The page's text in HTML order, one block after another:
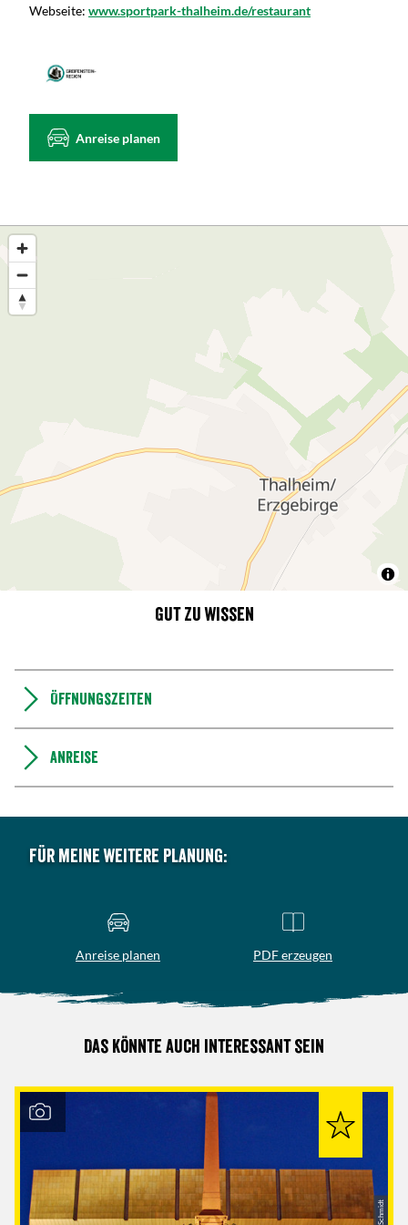
Webseite: www.sportpark-thalheim.de/restaurant
Anreise planen
Gut zu wissen
Öffnungszeiten
Anreise
Für meine weitere Planung:
Anreise planen PDF erzeugen
Das könnte auch interessant sein